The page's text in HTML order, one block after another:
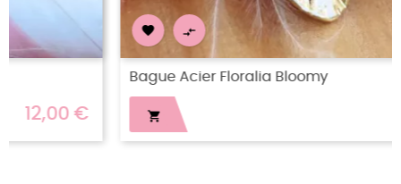

Bague Acier Floralia Bloomy
